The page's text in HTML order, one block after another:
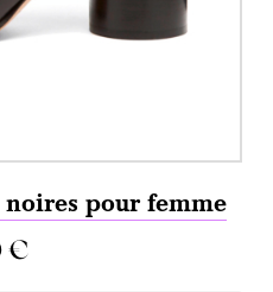
pour femme
€